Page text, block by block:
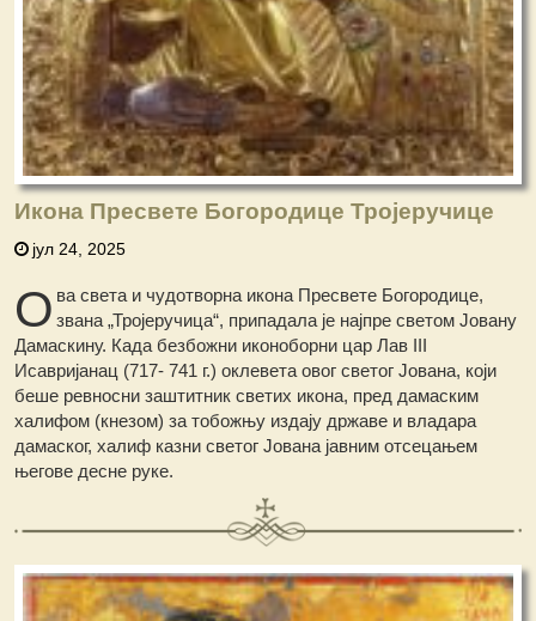
Икона Пресвете Богородице Тројеручице
јул 24, 2025
О ва света и чудотворна икона Пресвете Богородице,
звана „Тројеручица“, припадала је најпре светом Јовану
Дамаскину. Када безбожни иконоборни цар Лав III
Исавријанац (717- 741 г.) оклевета овог светог Јована, који
беше ревносни заштитник светих икона, пред дамаским
халифом (кнезом) за тобожњу издају државе и владара
дамаског, халиф казни светог Јована јавним отсецањем
његове десне руке.